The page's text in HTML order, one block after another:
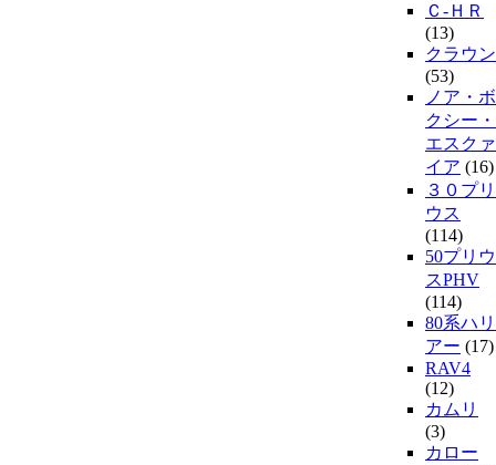
Ｃ-ＨＲ
(13)
クラウン
(53)
ノア・ボ
クシー・
エスクァ
イア (16)
３０プリ
ウス
(114)
50プリウ
スPHV
(114)
80系ハリ
アー (17)
RAV4
(12)
カムリ
(3)
カロー